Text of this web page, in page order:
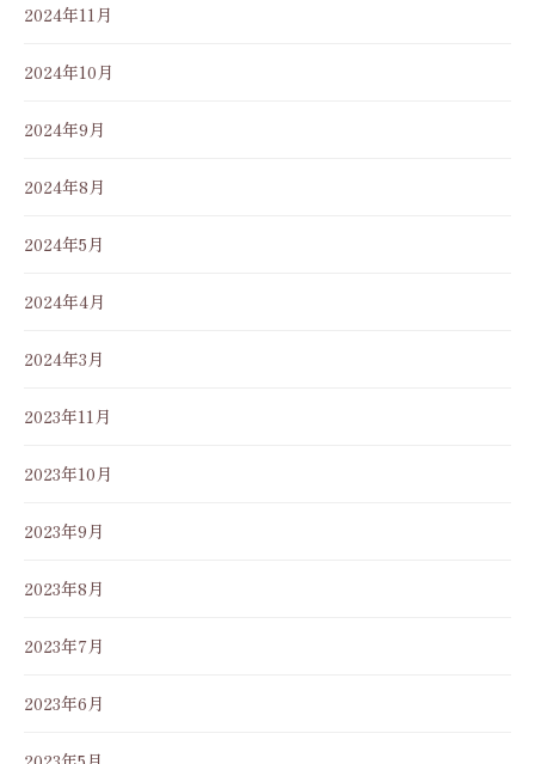
2024年11月
2024年10月
2024年9月
2024年8月
2024年5月
2024年4月
2024年3月
2023年11月
2023年10月
2023年9月
2023年8月
2023年7月
2023年6月